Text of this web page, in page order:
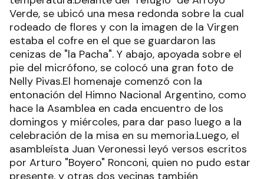
Verde, se ubicó una mesa redonda sobre la cual
rodeado de flores y con la imagen de la Virgen
estaba el cofre en el que se guardaron las
cenizas de "la Pacha". Y abajo, apoyada sobre el
pie del micrófono, se colocó una gran foto de
Nelly Pivas.El homenaje comenzó con la
entonación del Himno Nacional Argentino, como
hace la Asamblea en cada encuentro de los
domingos y miércoles, para dar paso luego a la
celebración de la misa en su memoria.Luego, el
asambleísta Juan Veronessi leyó versos escritos
por Arturo "Boyero" Ronconi, quien no pudo estar
presente, y otras dos vecinas también